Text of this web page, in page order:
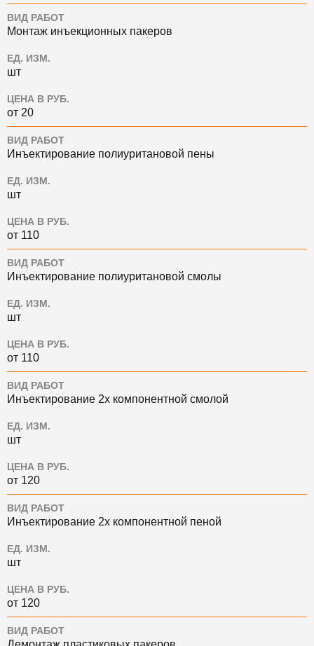
ВИД РАБОТ
Монтаж инъекционных пакеров
ЕД. ИЗМ.
шт
ЦЕНА В РУБ.
от 20
ВИД РАБОТ
Инъектирование полиуритановой пены
ЕД. ИЗМ.
шт
ЦЕНА В РУБ.
от 110
ВИД РАБОТ
Инъектирование полиуритановой смолы
ЕД. ИЗМ.
шт
ЦЕНА В РУБ.
от 110
ВИД РАБОТ
Инъектирование 2х компонентной смолой
ЕД. ИЗМ.
шт
ЦЕНА В РУБ.
от 120
ВИД РАБОТ
Инъектирование 2х компонентной пеной
ЕД. ИЗМ.
шт
ЦЕНА В РУБ.
от 120
ВИД РАБОТ